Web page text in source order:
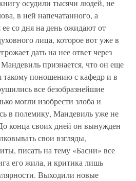
осудили тысячи людей, не
в ней напечатанного, а
со дня на день ожидают от
лица, которое вот уже в
дать на нее ответ через
признается, что он еще
такому поношению с кафедр и в
все безобразнейшие
могли изобрести злоба и
в полемику, Мандевиль уже не
конца своих дней он вынужден
свои взгляды,
писать на тему «Басни» все
его жила, и критика лишь
Выходили новые